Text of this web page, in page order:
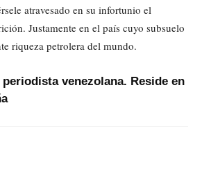
atravesado en su infortunio el
Justamente en el país cuyo subsuelo
riqueza petrolera del mundo.
venezolana. Reside en